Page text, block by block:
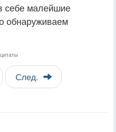
себе малейшие
обнаруживаем
След.